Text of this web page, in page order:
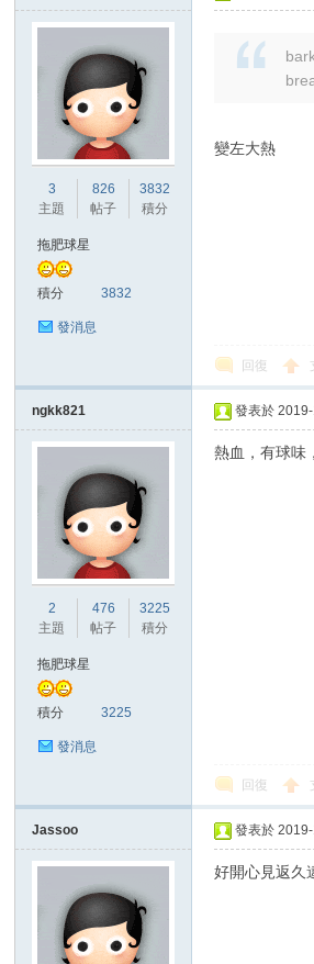
3
主題
826
帖子
3832
積分
拖肥球星
積分 3832
發消息
變左大熱
回復
ngkk821
2
主題
476
帖子
3225
積分
拖肥球星
積分 3225
發消息
發表於
熱血，有球味
回復
Jassoo 發表於
好開心見返久